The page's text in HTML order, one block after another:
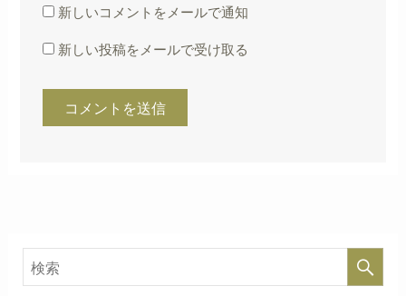
新しいコメントをメールで通知
新しい投稿をメールで受け取る